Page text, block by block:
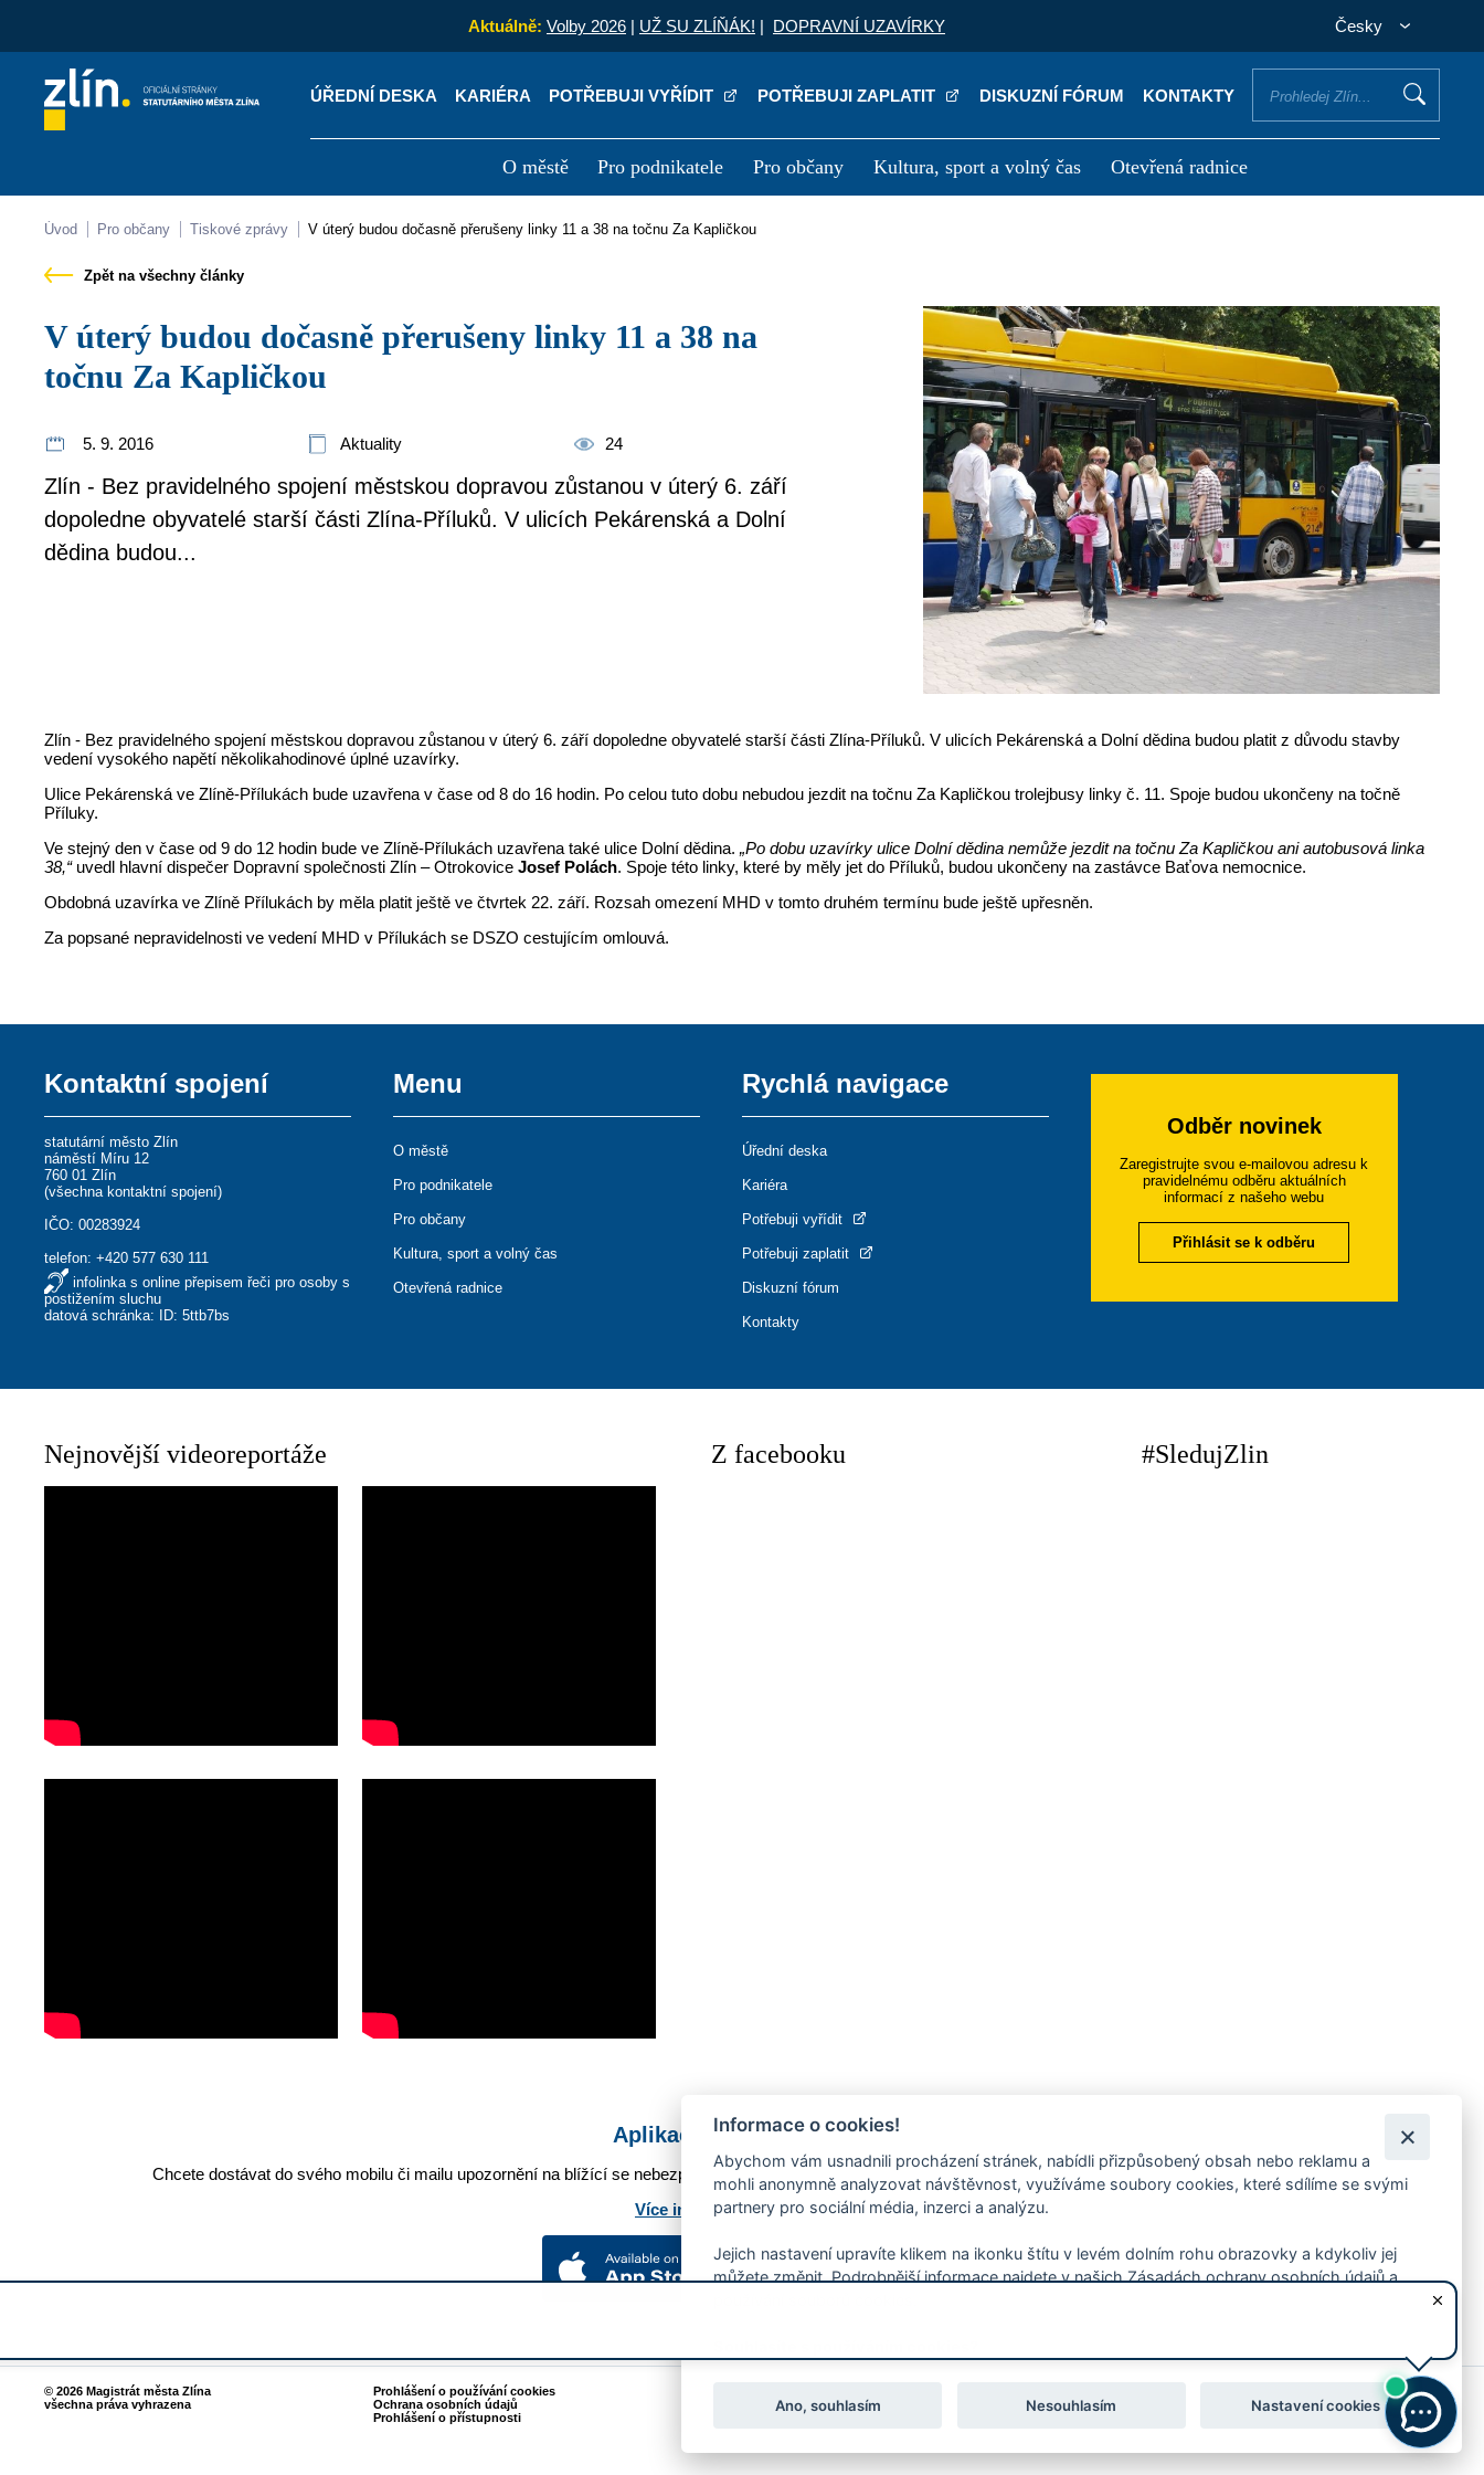
Aktuálně: Volby 2026 | UŽ SU ZLÍŇÁK! | DOPRAVNÍ UZAVÍRKY Česky
ÚŘEDNÍ DESKA KARIÉRA POTŘEBUJI VYŘÍDIT POTŘEBUJI ZAPLATIT DISKUZNÍ FÓRUM KONTAKTY
O městě Pro podnikatele Pro občany Kultura, sport a volný čas Otevřená radnice
Kontakty Úřední deska Kariéra
Úvod Pro občany Tiskové zprávy V úterý budou dočasně přerušeny linky 11 a 38 na točnu Za Kapličkou
Zpět na všechny články
V úterý budou dočasně přerušeny linky 11 a 38 na
točnu Za Kapličkou
5. 9. 2016 Aktuality 24
Zlín - Bez pravidelného spojení městskou dopravou zůstanou v úterý 6. září
dopoledne obyvatelé starší části Zlína-Příluků. V ulicích Pekárenská a Dolní
dědina budou...
Zlín - Bez pravidelného spojení městskou dopravou zůstanou v úterý 6. září dopoledne obyvatelé starší části Zlína-Příluků. V ulicích Pekárenská a Dolní dědina budou platit z důvodu stavby
vedení vysokého napětí několikahodinové úplné uzavírky.
Ulice Pekárenská ve Zlíně-Přílukách bude uzavřena v čase od 8 do 16 hodin. Po celou tuto dobu nebudou jezdit na točnu Za Kapličkou trolejbusy linky č. 11. Spoje budou ukončeny na točně
Příluky.
Ve stejný den v čase od 9 do 12 hodin bude ve Zlíně-Přílukách uzavřena také ulice Dolní dědina.„Po dobu uzavírky ulice Dolní dědina nemůže jezdit na točnu Za Kapličkou ani autobusová linka
38,“uvedl hlavní dispečer Dopravní společnosti Zlín – OtrokoviceJosef Polách. Spoje této linky, které by měly jet do Příluků, budou ukončeny na zastávce Baťova nemocnice.
Obdobná uzavírka ve Zlíně Přílukách by měla platit ještě ve čtvrtek 22. září. Rozsah omezení MHD v tomto druhém termínu bude ještě upřesněn.
Za popsané nepravidelnosti ve vedení MHD v Přílukách se DSZO cestujícím omlouvá.
Kontaktní spojení
statutární město Zlín
náměstí Míru 12
760 01 Zlín
(všechna kontaktní spojení)
IČO: 00283924
telefon:+420 577 630 111
infolinka s online přepisem řeči pro osoby s
postižením sluchu
datová schránka: ID: 5ttb7bs
Menu
O městě
Pro podnikatele
Pro občany
Kultura, sport a volný čas
Otevřená radnice
Rychlá navigace
Úřední deska
Kariéra
Potřebuji vyřídit
Potřebuji zaplatit
Diskuzní fórum
Kontakty
Odběr novinek
Zaregistrujte svou e-mailovou adresu k
pravidelnému odběru aktuálních
informací z našeho webu
Přihlásit se k odběru
Nejnovější videoreportáže Z facebooku #SledujZlin
Aplikace Mobilní rozhlas
Chcete dostávat do svého mobilu či mailu upozornění na blížící se nebezpečí, odstávky, poruchy a výpadky energií, ankety, pozvánky na kulturní a sportovní akce?
Více informací o aplikaci
© 2026 Magistrát města Zlína
všechna práva vyhrazena
Prohlášení o používání cookies
Ochrana osobních údajů
Prohlášení o přístupnosti
webmaster@zlin.eu
Informace o cookies!
Abychom vám usnadnili procházení stránek, nabídli přizpůsobený obsah nebo reklamu a
mohli anonymně analyzovat návštěvnost, využíváme soubory cookies, které sdílíme se svými
partnery pro sociální média, inzerci a analýzu.
Jejich nastavení upravíte klikem na ikonku štítu v levém dolním rohu obrazovky a kdykoliv jej
můžete změnit. Podrobnější informace najdete v našich Zásadách ochrany osobních údajů a
Ano, souhlasím Nesouhlasím Nastavení cookies